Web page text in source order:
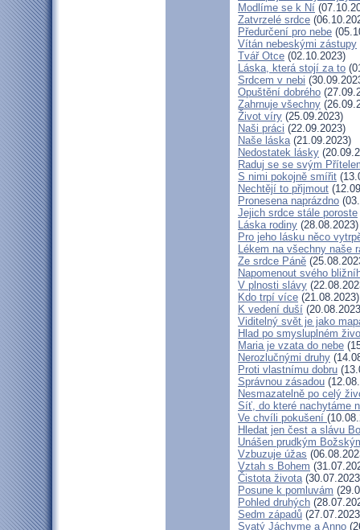
Modlíme se k Ní
Zatvrzelé srdce
Předurčení pro nebe
Vítán nebeskými zástupy
Tvář Otce (02.10.2023)
Láska, která stojí za to
Srdcem v nebi
Opuštění dobrého
Zahrnuje všechny
Život víry (25.09.2023)
Naši práci (22.09.2023)
Naše láska(21.09.2023)
Nedostatek lásky
Raduj se se svým
S nimi pokojně smířit
Nechtějí to přijmout
Pronesena naprázdno
Jejich srdce stále poroste
Láska rodiny (28.08.2023)
Pro jeho lásku něco
Lékem na všechny naše
Ze srdce Páně
Napomenout svého
V plnosti slávy
Kdo trpí více (21.08.2023)
K vedení duší
Viditelný svět je jako
Hlad po smysluplném
Maria je vzata do nebe
Nerozlučnými druhy
Proti vlastnímu dobru
Správnou zásadou
Nesmazatelně po celý
Síť, do které nachytáme
Ve chvíli pokušení
Hledat jen čest a slávu
Unášen prudkým
Vzbuzuje úžas
Vztah s Bohem
Čistota života
Posune k pomluvám
Pohled druhých
Sedm západů
Svatý Jáchyme a Anno